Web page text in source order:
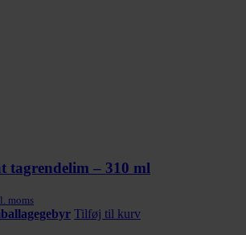
tagrendelim – 310 ml
moms
Tilføj til kurv